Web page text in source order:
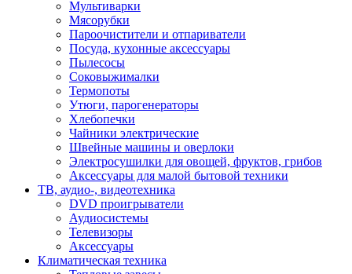
Мультиварки
Мясорубки
Пароочистители и отпариватели
Посуда, кухонные аксессуары
Пылесосы
Соковыжималки
Термопоты
Утюги, парогенераторы
Хлебопечки
Чайники электрические
Швейные машины и оверлоки
Электросушилки для овощей, фруктов, грибов
Аксессуары для малой бытовой техники
ТВ, аудио-, видеотехника
DVD проигрыватели
Аудиосистемы
Телевизоры
Аксессуары
Климатическая техника